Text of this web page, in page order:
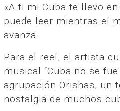
«A ti mi Cuba te llevo
puede leer mientras el
avanza.
Para el reel, el artista
musical “Cuba no se
agrupación Orishas, un
nostalgia de muchos